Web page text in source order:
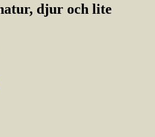
djur och lite